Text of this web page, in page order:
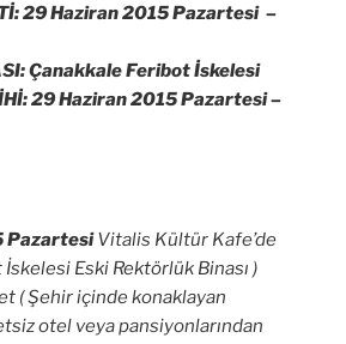
29 Haziran 2015 Pazartesi –
Çanakkale Feribot İskelesi
29 Haziran 2015 Pazartesi –
PazartesiVitalis Kültür Kafe’de
Eski Rektörlük Binası )
( Şehir içinde konaklayan
otel veya pansiyonlarından